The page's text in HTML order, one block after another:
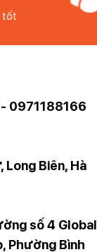
khí Philips.
tốt
0971188166
Long Biên, Hà
số 4 Global
Phường Bình